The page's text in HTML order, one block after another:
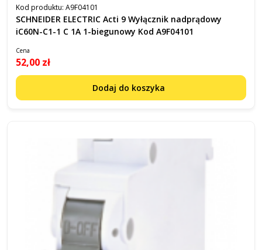
Kod produktu: A9F04101
SCHNEIDER ELECTRIC Acti 9 Wyłącznik nadprądowy
iC60N-C1-1 C 1A 1-biegunowy Kod A9F04101
Cena
52,00 zł
Dodaj do koszyka